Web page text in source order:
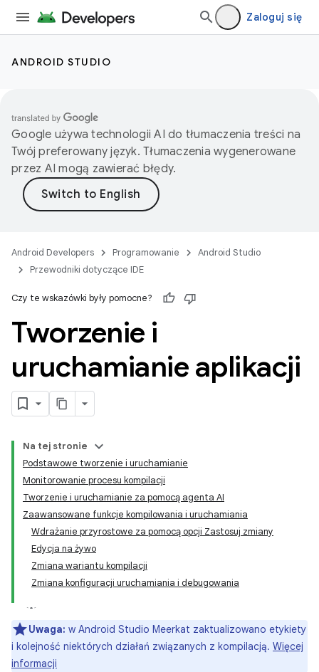
Zaloguj się
ANDROID STUDIO
Google używa technologii AI do tłumaczenia treści na
Twój preferowany język. Tłumaczenia wygenerowane
przez AI mogą zawierać błędy.
Android Developers Programowanie
Android Studio
Przewodniki dotyczące IDE
Czy te wskazówki były pomocne?
Tworzenie i
uruchamianie aplikacji
Na tej stronie
Podstawowe tworzenie i uruchamianie
Monitorowanie procesu kompilacji
Tworzenie i uruchamianie za pomocą agenta AI
Zaawansowane funkcje kompilowania i uruchamiania
Wdrażanie przyrostowe za pomocą opcji Zastosuj zmiany
Edycja na żywo
Zmiana wariantu kompilacji
Zmiana konfiguracji uruchamiania i debugowania
Uwaga: w Android Studio Meerkat zaktualizowano etykiety
i kolejność niektórych działań związanych z kompilacją. Więcej
informacji